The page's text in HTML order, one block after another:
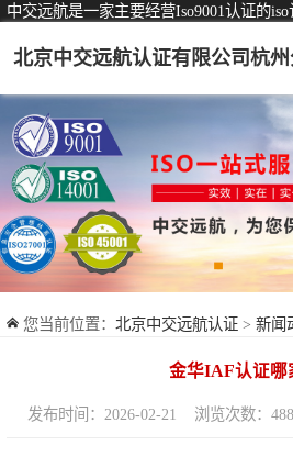
北京中交远航认证有限公司杭州
您当前位置： 北京中交远航认证 > 新闻
金华IAF认证哪
发布时间：2026-02-21 浏览次数：488
认证服务 可从事
交通运